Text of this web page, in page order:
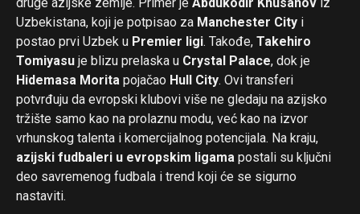
Uzbekistana, koji je potpisao za Manchester City i
postao prvi Uzbek u Premier ligi. Takođe, Takehiro
Tomiyasu je blizu prelaska u Crystal Palace, dok je
Hidemasa Morita pojačao Hull City. Ovi transferi
potvrđuju da evropski klubovi više ne gledaju na azijsko
tržište samo kao na prolaznu modu, već kao na izvor
vrhunskog talenta i komercijalnog potencijala. Na kraju,
azijski fudbaleri u evropskim ligama postali su ključni
deo savremenog fudbala i trend koji će se sigurno
nastaviti.